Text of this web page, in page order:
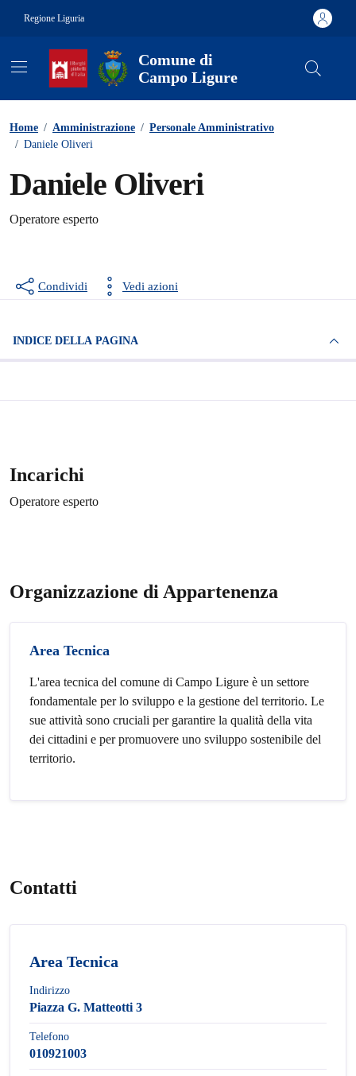
Regione Liguria
Comune di
Campo Ligure
Home / Amministrazione / Personale Amministrativo
/ Daniele Oliveri
Daniele Oliveri
Operatore esperto
Condividi Vedi azioni
INDICE DELLA PAGINA
Incarichi
Operatore esperto
Organizzazione di Appartenenza
Area Tecnica
L'area tecnica del comune di Campo Ligure è un settore
fondamentale per lo sviluppo e la gestione del territorio. Le
sue attività sono cruciali per garantire la qualità della vita
dei cittadini e per promuovere uno sviluppo sostenibile del
territorio.
Contatti
Area Tecnica
Indirizzo
Piazza G. Matteotti 3
Telefono
010921003